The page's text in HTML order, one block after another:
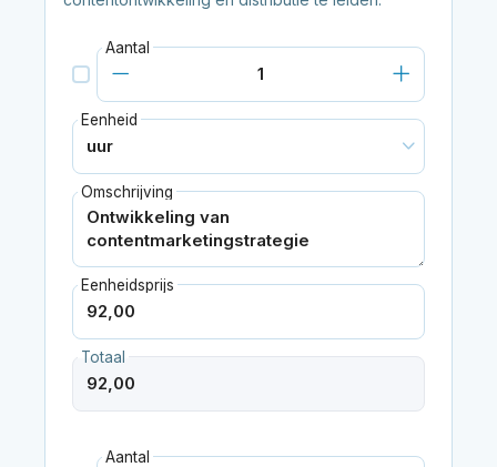
Aantal
Eenheid
Omschrijving
Eenheidsprijs
Totaal
Aantal